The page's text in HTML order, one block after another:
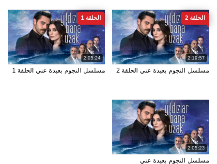
2:19:57
الحلقة 2
مسلسل النجوم بعيدة عني الحلقة 2
2:05:24
الحلقة 1
مسلسل النجوم بعيدة عني الحلقة 1
2:05:23
مسلسل النجوم بعيدة عني